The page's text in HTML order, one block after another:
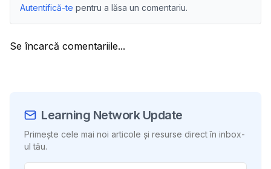
Autentifică-te pentru a lăsa un comentariu.
Se încarcă comentariile...
Learning Network Update
Primește cele mai noi articole și resurse direct în inbox-
ul tău.